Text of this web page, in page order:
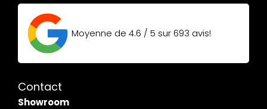
Moyenne de 4.6 / 5 sur693 avis!
Contact
Showroom